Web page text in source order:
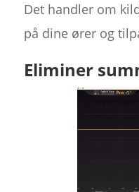
Det handler om
på dine ører og
Eliminer